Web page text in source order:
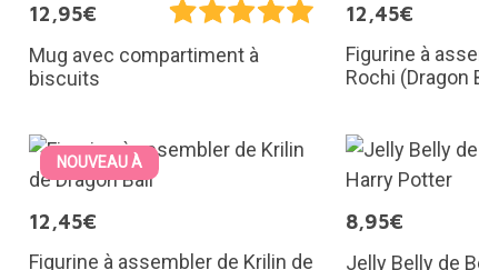
12,95€
Mug avec compartiment à
biscuits
12,45€
Figurine à
Rochi (Dragon
NOUVEAU À
12,45€
Figurine à assembler de Krilin de
8,95€
Jelly Belly de